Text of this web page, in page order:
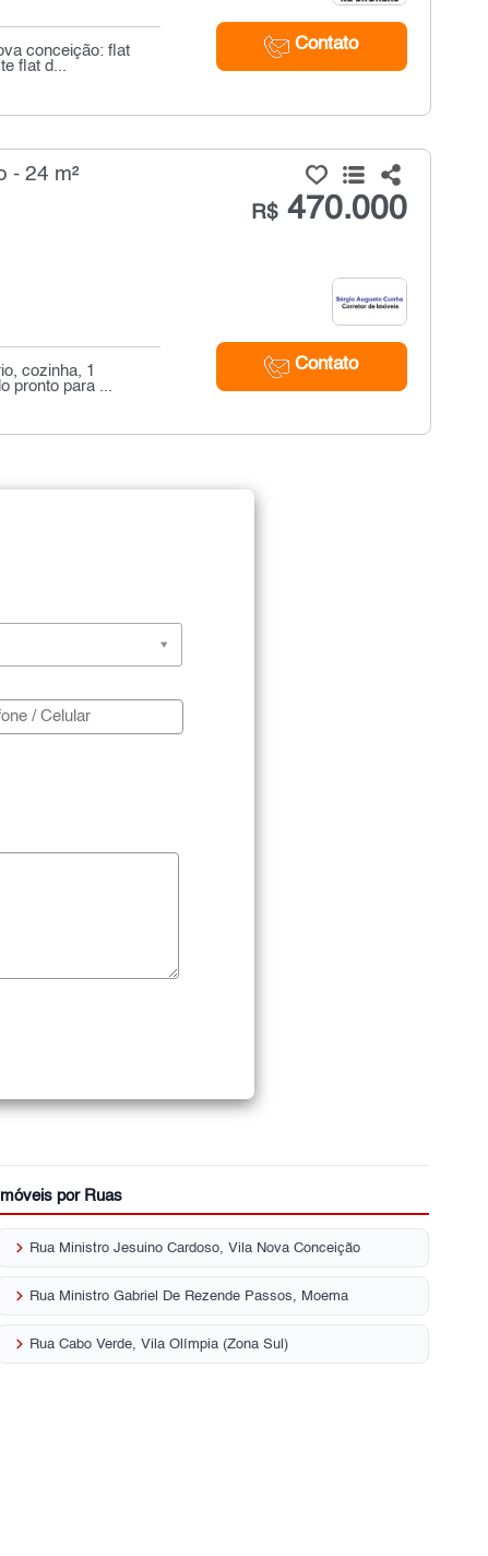
Contato
conceição: flat
flat d...
- 24 m²
R$470.000
Contato
cozinha, 1
pronto para ...
Imóveis por Ruas
keyboard_arrow_right Rua Ministro Jesuino Cardoso, Vila Nova Conceição
keyboard_arrow_right Rua Ministro Gabriel De Rezende Passos, Moema
keyboard_arrow_right Rua Cabo Verde, Vila Olímpia (Zona Sul)